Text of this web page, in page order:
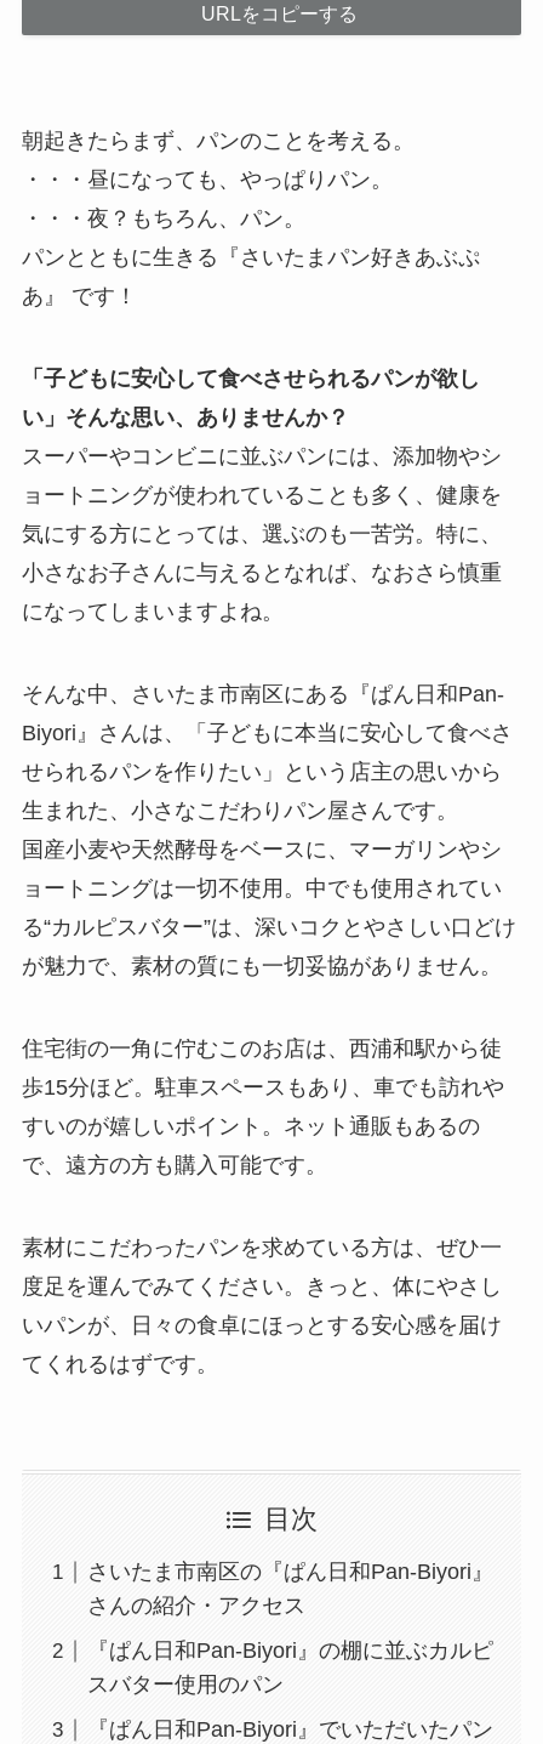
URLをコピーする
朝起きたらまず、パンのことを考える。
・・・昼になっても、やっぱりパン。
・・・夜？もちろん、パン。
パンとともに生きる『さいたまパン好きあぶぷ
あ』 です！
「子どもに安心して食べさせられるパンが欲し
い」そんな思い、ありませんか？
スーパーやコンビニに並ぶパンには、添加物やシ
ョートニングが使われていることも多く、健康を
気にする方にとっては、選ぶのも一苦労。特に、
小さなお子さんに与えるとなれば、なおさら慎重
になってしまいますよね。
そんな中、さいたま市南区にある『ぱん日和Pan-
Biyori』さんは、「子どもに本当に安心して食べさ
せられるパンを作りたい」という店主の思いから
生まれた、小さなこだわりパン屋さんです。
国産小麦や天然酵母をベースに、マーガリンやシ
ョートニングは一切不使用。中でも使用されてい
る“カルピスバター”は、深いコクとやさしい口どけ
が魅力で、素材の質にも一切妥協がありません。
住宅街の一角に佇むこのお店は、西浦和駅から徒
歩15分ほど。駐車スペースもあり、車でも訪れや
すいのが嬉しいポイント。ネット通販もあるの
で、遠方の方も購入可能です。
素材にこだわったパンを求めている方は、ぜひ一
度足を運んでみてください。きっと、体にやさし
いパンが、日々の食卓にほっとする安心感を届け
てくれるはずです。
目次
さいたま市南区の『ぱん日和Pan-Biyori』
さんの紹介・アクセス
『ぱん日和Pan-Biyori』の棚に並ぶカルピ
スバター使用のパン
『ぱん日和Pan-Biyori』でいただいたパン